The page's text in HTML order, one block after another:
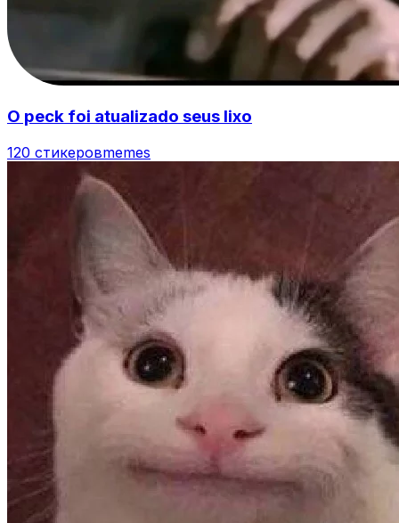
O peck foi atualizado seus lixo
120 стикеровmemes